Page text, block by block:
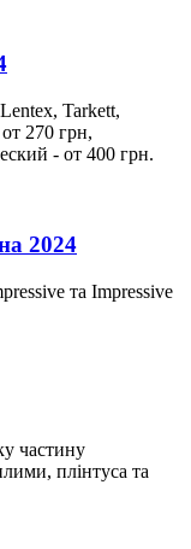
Tarkett,
270 грн,
- от 400 грн.
2024
та Impressive
частину
плінтуса та